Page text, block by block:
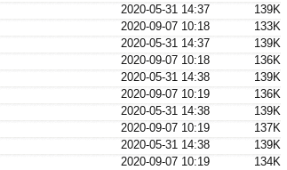
2020-05-31 14:37
139K
2020-09-07 10:18
133K
2020-05-31 14:37
139K
2020-09-07 10:18
136K
2020-05-31 14:38
139K
2020-09-07 10:19
136K
2020-05-31 14:38
139K
2020-09-07 10:19
137K
2020-05-31 14:38
139K
2020-09-07 10:19
134K